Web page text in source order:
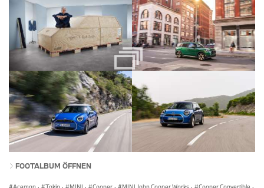
FOOTALBUM ÖFFNEN